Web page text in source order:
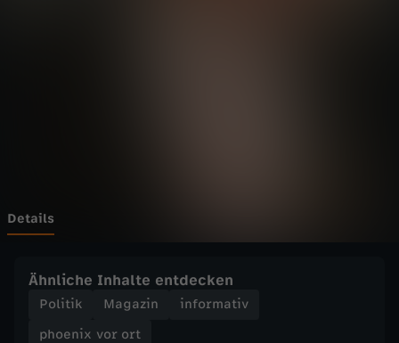
t
"
Details
Ähnliche Inhalte entdecken
Politik Magazin
informativ
phoenix vor ort